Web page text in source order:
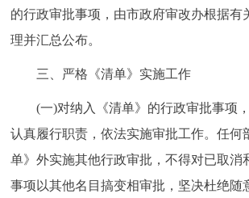
的行政审批事项，由市政府审改办根据有
理并汇总公布。
三、严格《清单》实施工作
(一)对纳入《清单》的行政审批事项
认真履行职责，依法实施审批工作。任何
单》外实施其他行政审批，不得对已取消
事项以其他名目搞变相审批，坚决杜绝随